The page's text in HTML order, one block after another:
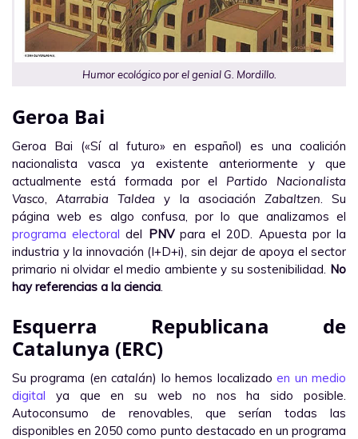
Humor ecológico por el genial G. Mordillo.
Geroa Bai
Geroa Bai («Sí al futuro» en español) es una coalición
nacionalista vasca ya existente anteriormente y que
actualmente está formada por el Partido Nacionalista
Vasco ,Atarrabia Taldea y la asociación Zabaltzen . Su
página web es algo confusa, por lo que analizamos el
programa electoral del PNVpara el 20D. Apuesta por la
industria y la innovación (I+D+i), sin dejar de apoya el sector
primario ni olvidar el medio ambiente y su sostenibilidad. No
hay referencias a la ciencia
Esquerra Republicana de
Catalunya (ERC)
Su programa (en catalán) lo hemos localizadoen un medio
digital ya que en su web no nos ha sido posible.
Autoconsumo de renovables, que serían todas las
disponibles en 2050 como punto destacado en un programa